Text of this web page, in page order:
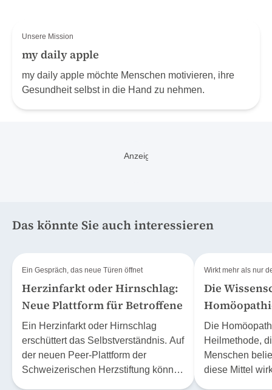
Unsere Mission
my daily apple
my daily apple möchte Menschen motivieren, ihre
Gesundheit selbst in die Hand zu nehmen.
Das könnte Sie auch interessieren
Ein Gespräch, das neue Türen öffnet
Herzinfarkt oder Hirnschlag:
Neue Plattform für Betroffene
Ein Herzinfarkt oder Hirnschlag
erschüttert das Selbstverständnis. Auf
der neuen Peer-Plattform der
Schweizerischen Herzstiftung können
Wirkt mehr als nur
Die
Die
Heilmethode,
Menschen
diese Mittel